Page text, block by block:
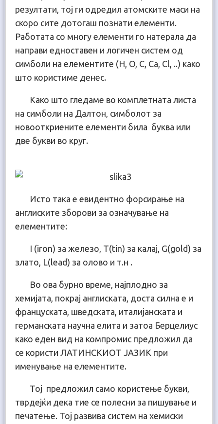
резултати, тој ги одредил атомските маси на
скоро сите дотогаш познати елементи.
Работата со многу елементи го натерала да
направи едноставен и логичен систем од
симболи на елементите (H, O, C, Ca, Cl, ..) како
што користиме денес.
Како што гледаме во комплетната листа
на симболи на Далтон, симболот за
новооткриените елементи била буква или
две букви во круг.
Исто така е евидентно форсирање на
англиските зборови за означување на
елементите:
I (iron) за железо, Т(tin) за калај, G(gold) за
злато, L(lead) за олово и т.н .
Во ова бурно време, најплодно за
хемијата, покрај англиската, доста силна е и
француската, шведската, италијанската и
германската научна елита и затоа Берцелиус
како еден вид на компромис предложил да
се користи ЛАТИНСКИОТ ЈАЗИК при
именување на елементите.
Тој предложил само користење букви,
тврдејќи дека тие се полесни за пишување и
печатење. Тој развива систем на хемиски